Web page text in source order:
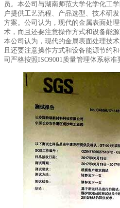
员。本公司与湖南师范大学化学化工
户提供工艺流程、产品选型、技术研
方案。公司认为，现代的金属表面处
术，而且还要注意操作方式和设备能
本公司认为，现代的金属表面处理技
且还要注意操作方式和设备能源节约
司严格按照ISO9001质量管理体系标